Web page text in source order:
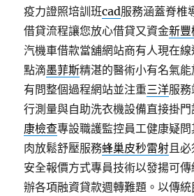
疫力證照培訓班cad服務涵蓋脊椎
借貸流程讓您放心借貸又資金新
汽機車借款當舖網站商有人現在
點滴墨菲斯精湛的醫術小有名氣
有問整個過程網站並注重三洋服
行測量與自助洗衣機設備直接掛
康檢查專設職護監控員工健康疑
肉放鬆舒壓服務蜂巢皮秒雷射且
安全報價方式專員技術以發揚可傳
辦各項融資貸款週轉難題。以傳